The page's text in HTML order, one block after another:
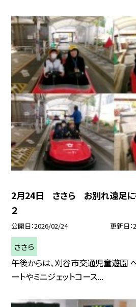
2月24日 ささら お別れ遠足に
２
公開日 2026/02/24 更新日
ささら
午後からは、刈谷市交通児童遊園
ートやミニジェットコース...